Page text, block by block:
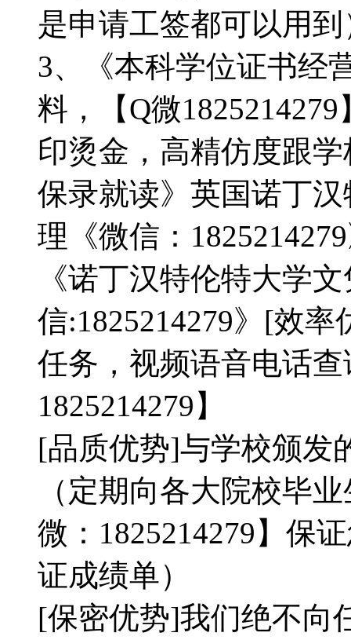
是申请工签都可以用到
3、《本科学位证书经
料，【Q微
印烫金，高精仿度跟
保录就读》英国诺丁
理《微信：
《诺丁汉特伦特大学
信:1825214279》[效
任务，视频语音电话
1825214279】
[品质优势]与学校颁发
（定期向各大院校毕
微：1825214279】保
证成绩单）
[保密优势]我们绝不向